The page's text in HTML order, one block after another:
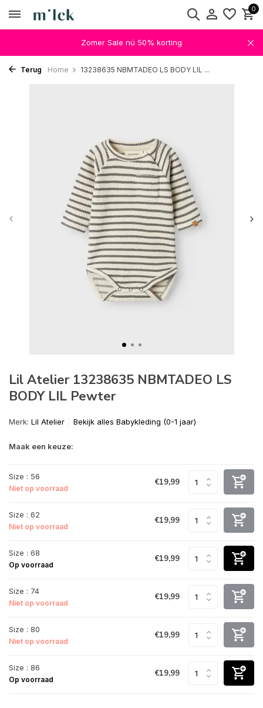
0
Zomer Sale nú 50% korting
Terug Home 13238635 NBMTADEO LS BODY LIL ...
Lil Atelier 13238635 NBMTADEO LS
BODY LIL Pewter
Merk: Lil Atelier Bekijk alles Babykleding (0-1 jaar)
Maak een keuze:
Size : 56
Niet op voorraad
€19,99
Size : 62
Niet op voorraad
€19,99
Size : 68
Op voorraad
€19,99
Size : 74
Niet op voorraad
€19,99
Size : 80
Niet op voorraad
€19,99
Size : 86
Op voorraad
€19,99